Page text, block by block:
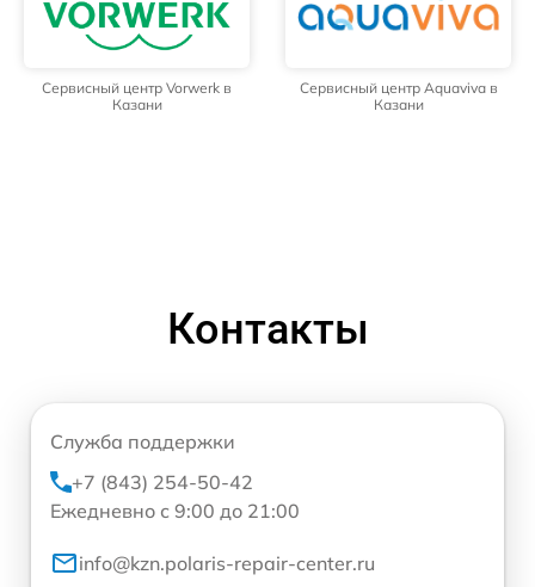
Сервисный центр Vorwerk в
Казани
Сервисный центр Aquaviva в
Казани
Контакты
Служба поддержки
+7 (843) 254-50-42
Ежедневно с 9:00 до 21:00
info@kzn.polaris-repair-center.ru